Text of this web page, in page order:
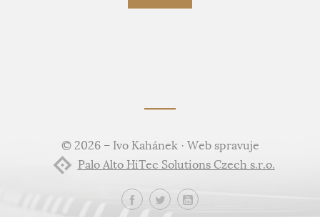
© 2026 – Ivo Kahánek · Web spravuje
Palo Alto HiTec Solutions Czech s.r.o.